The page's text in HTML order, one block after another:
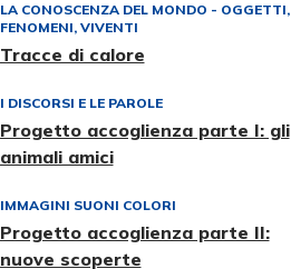
LA CONOSCENZA DEL MONDO - OGGETTI,
FENOMENI, VIVENTI
Tracce di calore
I DISCORSI E LE PAROLE
Progetto accoglienza parte I: gli
animali amici
IMMAGINI SUONI COLORI
Progetto accoglienza parte II:
nuove scoperte